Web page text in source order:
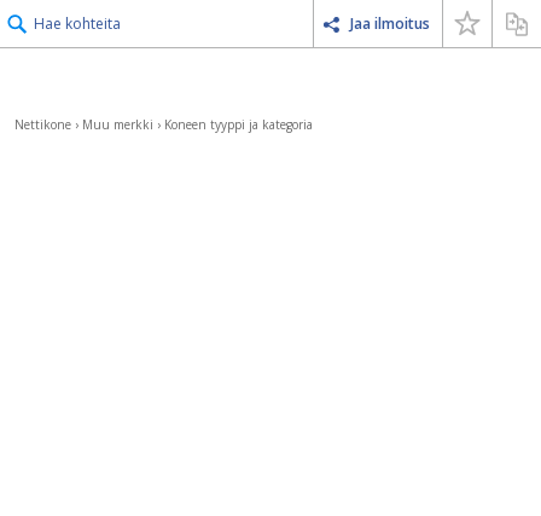
Hae kohteita Jaa ilmoitus
Nettikone › Muu merkki › Koneen tyyppi ja kategoria